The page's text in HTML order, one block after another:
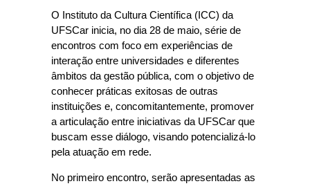
O Instituto da Cultura Científica (ICC) da
UFSCar inicia, no dia 28 de maio, série de
encontros com foco em experiências de
interação entre universidades e diferentes
âmbitos da gestão pública, com o objetivo de
conhecer práticas exitosas de outras
instituições e, concomitantemente, promover
a articulação entre iniciativas da UFSCar que
buscam esse diálogo, visando potencializá-lo
pela atuação em rede.
No primeiro encontro, serão apresentadas as